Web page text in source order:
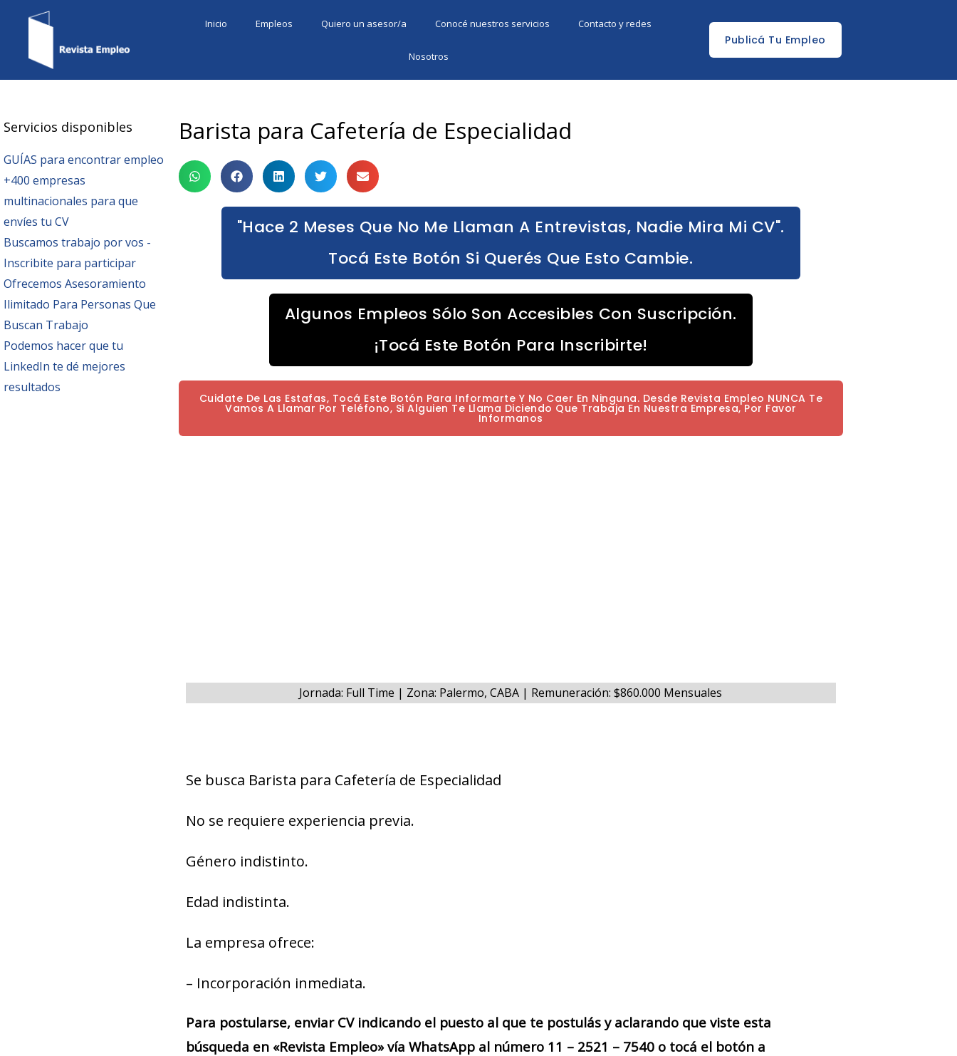
Inicio Empleos Quiero un asesor/a Conocé nuestros servicios Contacto y redes
Nosotros
Publicá Tu Empleo
Servicios disponibles
GUÍAS para encontrar empleo
+400 empresas
multinacionales para que
envíes tu CV
Buscamos trabajo por vos -
Inscribite para participar
Ofrecemos Asesoramiento
Ilimitado Para Personas Que
Buscan Trabajo
Podemos hacer que tu
LinkedIn te dé mejores
resultados
Barista para Cafetería de Especialidad
"Hace 2 Meses Que No Me Llaman A Entrevistas, Nadie Mira Mi CV".
Tocá Este Botón Si Querés Que Esto Cambie.
Algunos Empleos Sólo Son Accesibles Con Suscripción.
¡Tocá Este Botón Para Inscribirte!
Cuidate De Las Estafas, Tocá Este Botón Para Informarte Y No Caer En Ninguna. Desde Revista Empleo NUNCA Te
Vamos A Llamar Por Teléfono, Si Alguien Te Llama Diciendo Que Trabaja En Nuestra Empresa, Por Favor
Informanos
Jornada: Full Time | Zona: Palermo, CABA | Remuneración: $860.000 Mensuales
Se busca Barista para Cafetería de Especialidad
No se requiere experiencia previa.
Género indistinto.
Edad indistinta.
La empresa ofrece:
– Incorporación inmediata.
Para postularse, enviar CV indicando el puesto al que te postulás y aclarando que viste esta
búsqueda en «Revista Empleo» vía WhatsApp al número 11 – 2521 – 7540 o tocá el botón a